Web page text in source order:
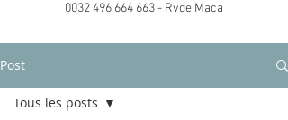
0032 496 664 663- Rvde Maca
Post
Tous les posts